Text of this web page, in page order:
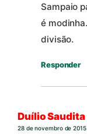
Sampaio
é
divisão.
Responder
Duílio Saudita
28 de novembro de